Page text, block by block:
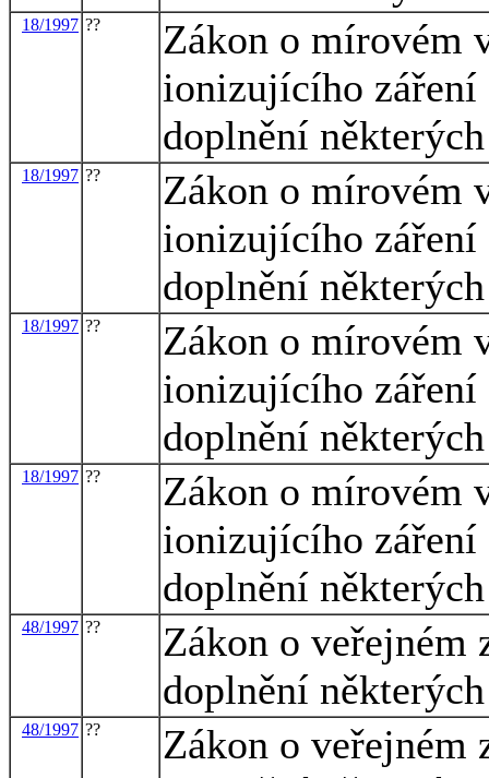
18/1997 ??
Zákon o mírovém
ionizujícího záření
doplnění
18/1997 ??
Zákon o mírovém
ionizujícího záření
doplnění
18/1997 ??
Zákon o mírovém
ionizujícího záření
doplnění
18/1997 ??
Zákon o mírovém
ionizujícího záření
doplnění
48/1997 ??
Zákon o veřejném
doplnění
48/1997 ??
Zákon o veřejném